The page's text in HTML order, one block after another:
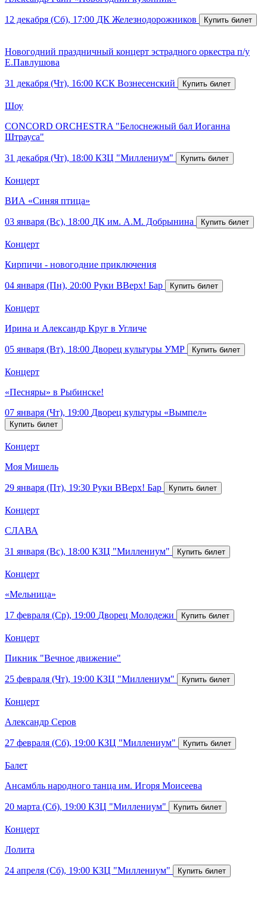
12 декабря (Сб), 17:00 ДК Железнодорожников
Новогодний праздничный концерт эстрадного оркестра п/у
Е.Павлушова
31 декабря (Чт), 16:00 КСК Вознесенский
Шоу
CONCORD ORCHESTRA "Белоснежный бал Иоганна
Штрауса"
31 декабря (Чт), 18:00 КЗЦ "Миллениум"
Концерт
ВИА «Синяя птица»
03 января (Вс), 18:00 ДК им. А.М. Добрынина
Концерт
Кирпичи - новогодние приключения
04 января (Пн), 20:00 Руки ВВерх! Бар
Концерт
Ирина и Александр Круг в Угличе
05 января (Вт), 18:00 Дворец культуры УМР
Концерт
«Песняры» в Рыбинске!
07 января (Чт), 19:00 Дворец культуры «Вымпел»
Концерт
Моя Мишель
29 января (Пт), 19:30 Руки ВВерх! Бар
Концерт
СЛАВА
31 января (Вс), 18:00 КЗЦ "Миллениум"
Концерт
«Мельница»
17 февраля (Ср), 19:00 Дворец Молодежи
Концерт
Пикник "Вечное движение"
25 февраля (Чт), 19:00 КЗЦ "Миллениум"
Концерт
Александр Серов
27 февраля (Сб), 19:00 КЗЦ "Миллениум"
Балет
Ансамбль народного танца им. Игоря Моисеева
20 марта (Сб), 19:00 КЗЦ "Миллениум"
Концерт
Лолита
24 апреля (Сб), 19:00 КЗЦ "Миллениум"